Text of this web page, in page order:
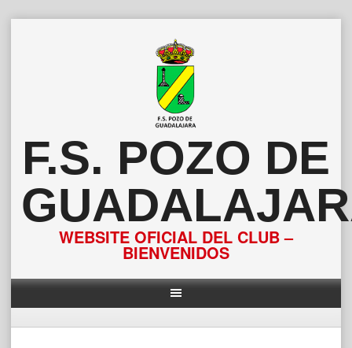
F.S. POZO DE
WEBSITE OFICIAL DEL CLUB –
BIENVENIDOS